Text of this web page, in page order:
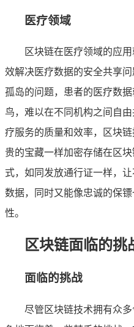
医疗领域
区块链在医疗领域的应
效解决医疗数据的安全共享
孤岛的问题，患者的医疗数
鸟，难以在不同机构之间自
疗服务的质量和效率，区块
贵的宝藏一样加密存储在区
式，如同发放通行证一样，
数据，同时又能像忠诚的保
性。
区块链面临的挑
面临的挑战
尽管区块链技术拥有众